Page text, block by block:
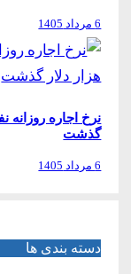
6 مرداد 1405
گذشت
6 مرداد 1405
دسته بندی ها